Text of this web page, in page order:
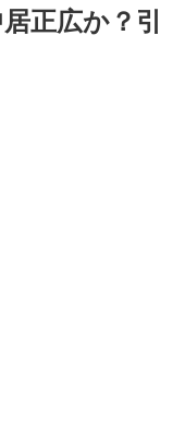
正広か？引